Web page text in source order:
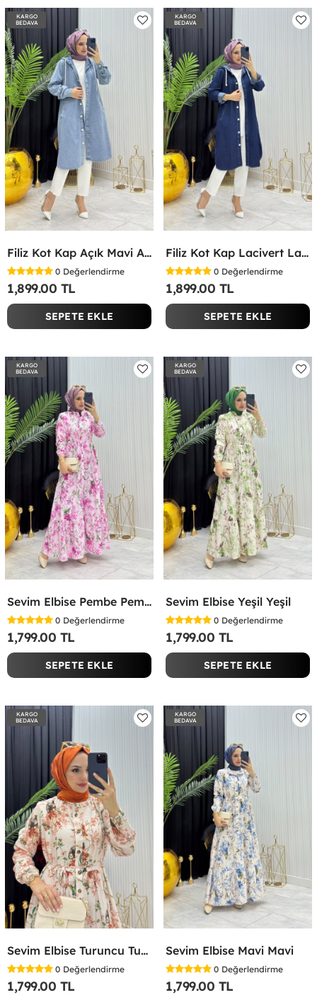
KARGO
BEDAVA
Filiz Kot Kap Açık Mavi Açık Mavi
0 Değerlendirme
1,899.00 TL
SEPETE EKLE
KARGO
BEDAVA
Filiz Kot Kap Lacivert Lacivert
0 Değerlendirme
1,899.00 TL
SEPETE EKLE
KARGO
BEDAVA
Sevim Elbise Pembe Pembe
0 Değerlendirme
1,799.00 TL
SEPETE EKLE
KARGO
BEDAVA
Sevim Elbise Yeşil Yeşil
0 Değerlendirme
1,799.00 TL
SEPETE EKLE
KARGO
BEDAVA
Sevim Elbise Turuncu Turuncu
0 Değerlendirme
1,799.00 TL
KARGO
BEDAVA
Sevim Elbise Mavi Mavi
0 Değerlendirme
1,799.00 TL